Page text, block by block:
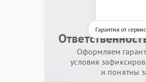
Гарантия от
Оформляем
условия
и понятны